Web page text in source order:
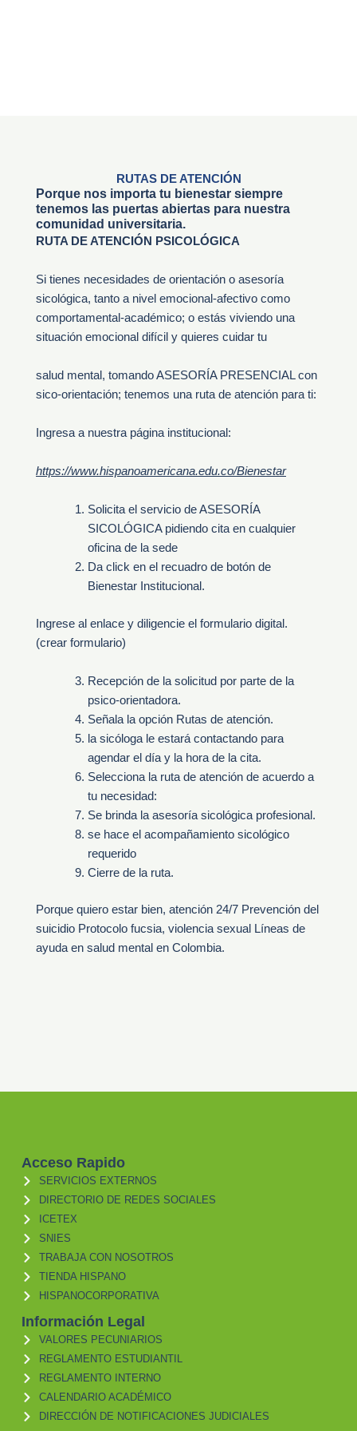
RUTAS DE ATENCIÓN
Porque nos importa tu bienestar siempre
tenemos las puertas abiertas para nuestra
comunidad universitaria.
RUTA DE ATENCIÓN PSICOLÓGICA
Si tienes necesidades de orientación o asesoría
sicológica, tanto a nivel emocional-afectivo como
comportamental-académico; o estás viviendo una
situación emocional difícil y quieres cuidar tu
salud mental, tomando ASESORÍA PRESENCIAL con
sico-orientación; tenemos una ruta de atención para ti:
Ingresa a nuestra página institucional:
https://www.hispanoamericana.edu.co/Bienestar
Solicita el servicio de ASESORÍA
SICOLÓGICA pidiendo cita en cualquier
oficina de la sede
Da click en el recuadro de botón de
Bienestar Institucional.
Ingrese al enlace y diligencie el formulario digital.
(crear formulario)
Recepción de la solicitud por parte de la
psico-orientadora.
Señala la opción Rutas de atención.
la sicóloga le estará contactando para
agendar el día y la hora de la cita.
Selecciona la ruta de atención de acuerdo a
tu necesidad:
Se brinda la asesoría sicológica profesional.
se hace el acompañamiento sicológico
requerido
Cierre de la ruta.
Porque quiero estar bien, atención 24/7 Prevención del
suicidio Protocolo fucsia, violencia sexual Líneas de
ayuda en salud mental en Colombia.
Acceso Rapido
SERVICIOS EXTERNOS
DIRECTORIO DE REDES SOCIALES
ICETEX
SNIES
TRABAJA CON NOSOTROS
TIENDA HISPANO
HISPANOCORPORATIVA
Información Legal
VALORES PECUNIARIOS
REGLAMENTO ESTUDIANTIL
REGLAMENTO INTERNO
CALENDARIO ACADÉMICO
DIRECCIÓN DE NOTIFICACIONES JUDICIALES